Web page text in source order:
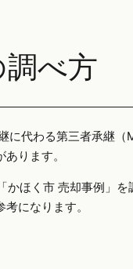
べ方
代わる第三者承継
ります。
「かほく市 売却事例」
になります。